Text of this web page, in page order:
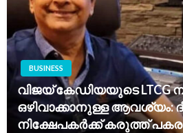
BUSINESS
വിജയ് കേഡിയയുടെ LTCG
ഒഴിവാക്കാനുള്ള ആവശ്യം:
നിക്ഷേപകർക്ക് കരുത്ത്